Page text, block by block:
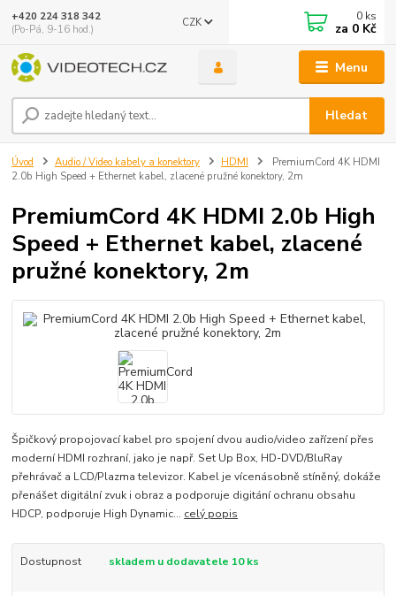
Menu
CZK
Hledat
+420 224 318 342
(Po-Pá, 9-16 hod.)
0 ks
za 0 Kč
Úvod Audio / Video kabely a konektory HDMI
PremiumCord 4K HDMI
2.0b High Speed + Ethernet kabel, zlacené pružné konektory, 2m
PremiumCord 4K HDMI 2.0b High
Speed + Ethernet kabel, zlacené
pružné konektory, 2m
Špičkový propojovací kabel pro spojení dvou audio/video zařízení přes
moderní HDMI rozhraní, jako je např. Set Up Box, HD-DVD/BluRay
přehrávač a LCD/Plazma televizor. Kabel je vícenásobně stíněný, dokáže
přenášet digitální zvuk i obraz a podporuje digitání ochranu obsahu
HDCP, podporuje High Dynamic... celý popis
Dostupnost skladem u dodavatele 10 ks